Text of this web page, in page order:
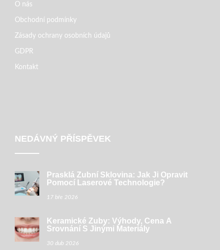
O nás
Obchodní podmínky
Zásady ochrany osobních údajů
GDPR
Kontakt
NEDÁVNÝ PŘÍSPĚVEK
Prasklá Zubní Sklovina: Jak Ji Opravit
Pomocí Laserové Technologie?
17 bře 2026
Keramické Zuby: Výhody, Cena A
Srovnání S Jinými Materiály
30 dub 2026